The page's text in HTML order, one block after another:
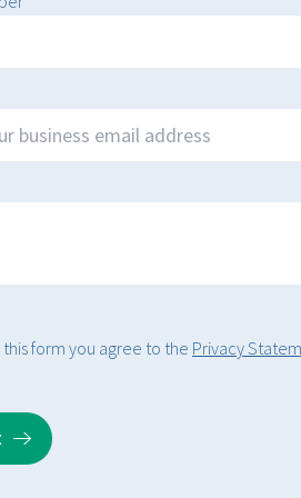
this form you agree to the Privacy